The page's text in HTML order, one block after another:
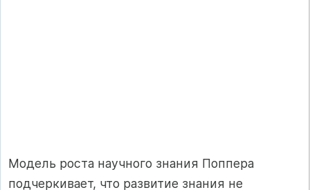
Модель роста научного знания Поппера
подчеркивает, что развитие знания не